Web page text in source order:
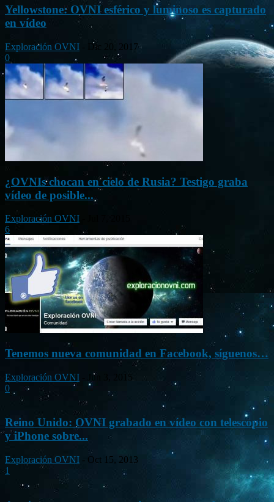
Yellowstone: OVNI esférico y luminoso es capturado
en vídeo
Exploración OVNI
Dic 20, 2017
0
¿OVNIs chocan en cielo de Rusia? Testigo graba
vídeo de posible...
Exploración OVNI
6
Tenemos nueva comunidad en Facebook, síguenos…
Exploración OVNI
Jun 3, 2015
0
Reino Unido: OVNI grabado en vídeo con telescopio
y iPhone sobre...
Exploración OVNI - Oct 15, 2013
1